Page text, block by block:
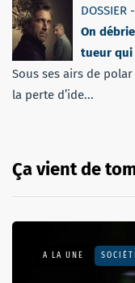
DOSSIER
On
tueur qui
Sous ses airs de
la perte d’ide...
Ça vient de
A LA UNE